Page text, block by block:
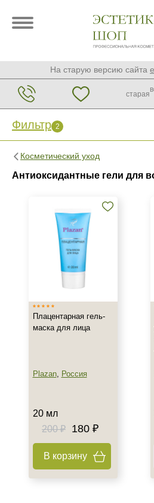
На старую версию сайта
старая
Фильтр 2
Косметический уход
Антиоксидантные гели для
Фильтр 2 Сброс
Тип товара
Гоммаж
Тип пилинга
Энзимный
Класс косметики
Плацентарная гель-
маска для лица
Plazan, Россия
20 мл
200 ₽
180 ₽
В корзину